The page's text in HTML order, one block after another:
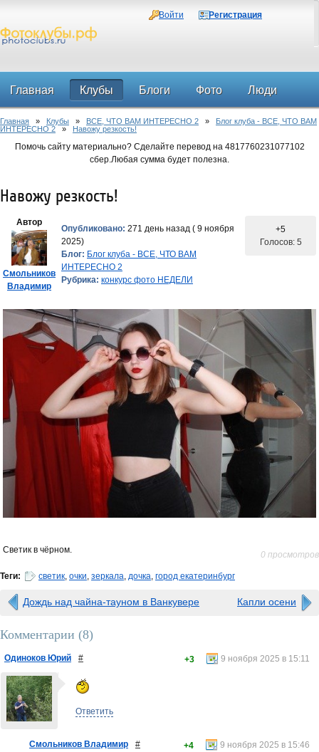
Войти Регистрация
Главная Клубы Блоги Фото Люди
Форум
Главная » Клубы » ВСЕ, ЧТО ВАМ ИНТЕРЕСНО 2 » Блог клуба - ВСЕ, ЧТО ВАМ
ИНТЕРЕСНО 2 » Навожу резкость!
Помочь сайту материально? Сделайте перевод на 4817760231077102
сбер.Любая сумма будет полезна.
Навожу резкость!
Автор
Смольников
Владимир
Опубликовано: 271 день назад ( 9 ноября
2025)
Блог: Блог клуба - ВСЕ, ЧТО ВАМ
ИНТЕРЕСНО 2
Рубрика: конкурс фото НЕДЕЛИ
+5
Голосов: 5
Светик в чёрном. 0 просмотров
Теги: светик, очки, зеркала, дочка, город екатеринбург
Дождь над чайна-тауном в Ванкувере Капли осени
Комментарии (8)
Одиноков Юрий # 9 ноября 2025 в 15:11
+3
Ответить
Смольников Владимир # 9 ноября 2025 в 15:46
+4